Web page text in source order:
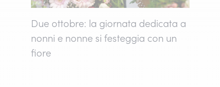
Due ottobre: la giornata dedicata a
nonni e nonne si festeggia con un
fiore